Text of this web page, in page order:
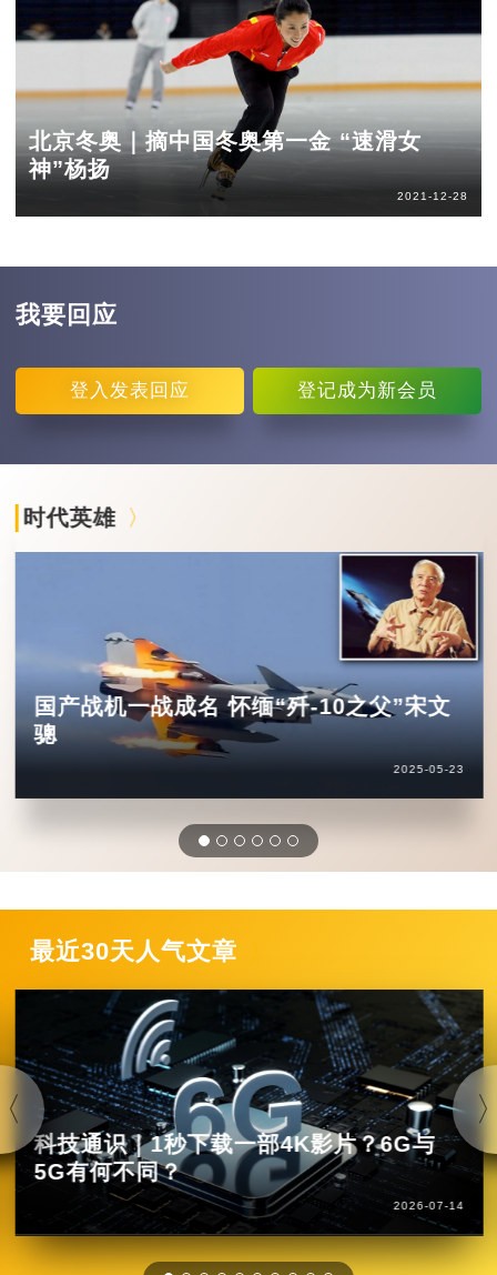
北京冬奥｜摘中国冬奥第一金 “速滑女
神”杨扬
2021-12-28
我要回应
登入 发表回应 登记成为新会员
时代英雄
国产战机一战成名 怀缅“歼-10之父”宋文
骢
2025-05-23
最近30天人气文章
科技通识｜1秒下载一部4K影片？6G与
5G有何不同？
2026-07-14